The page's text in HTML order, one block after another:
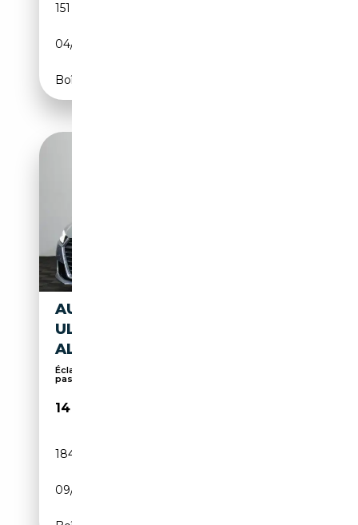
151 027 km
04/2016
Boîte manuelle
AUDI TT COUPE 2.0 TDI
ULTRA*XENON*PDC*VIRTUAL*
ALCANT.
Éclairage d'ambiance, Suspension sport, Airbag
pas...
14 999€
184 174 km
09/2014